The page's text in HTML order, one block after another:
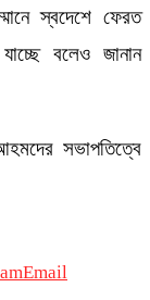
স্বদেশে ফেরত
বলেও জানান
সভাপতিত্বে
Email